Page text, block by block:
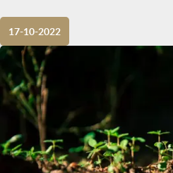
17-10-2022